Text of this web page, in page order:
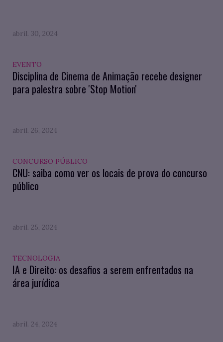
abril. 30, 2024
EVENTO
Disciplina de Cinema de Animação recebe designer
para palestra sobre 'Stop Motion'
abril. 26, 2024
CONCURSO PÚBLICO
CNU: saiba como ver os locais de prova do concurso
público
abril. 25, 2024
TECNOLOGIA
IA e Direito: os desafios a serem enfrentados na
área jurídica
abril. 24, 2024